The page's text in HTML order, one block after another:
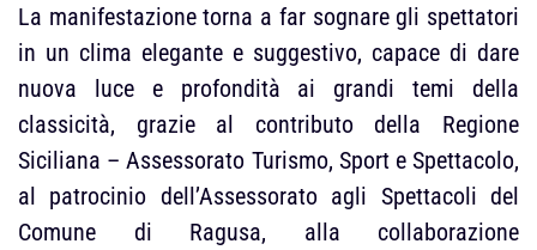
La manifestazione torna a far sognare gli spettatori
in un clima elegante e suggestivo, capace di dare
nuova luce e profondità ai grandi temi della
classicità, grazie al contributo della Regione
Siciliana – Assessorato Turismo, Sport e Spettacolo,
al patrocinio dell’Assessorato agli Spettacoli del
Comune di Ragusa, alla collaborazione